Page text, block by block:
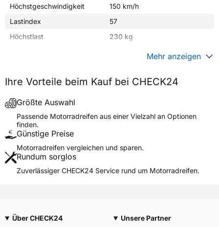
Höchstgeschwindigkeit
150 km/h
Lastindex
57
Höchstlast
230 kg
Fahrzeugtyp
Motorrad
Verwendung
Modellname
CONTISTREET REAR
Reifenposition
Motorradtyp
Street
Weitere Eigenschaften
Mehr anzeigen
Ihre Vorteile beim Kauf bei CHECK24
Größte Auswahl
Passende Motorradreifen aus einer Vielzahl an Optionen
finden.
Günstige Preise
Motorradreifen vergleichen und sparen.
Rundum sorglos
Zuverlässiger CHECK24 Service rund um Motorradreifen.
Über CHECK24
Unsere Partner